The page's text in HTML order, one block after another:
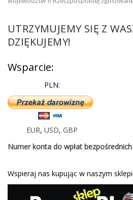
UTRZYMUJEMY SIĘ Z
DZIĘKUJEMY!
Wsparcie:
PLN:
EUR, USD, GBP
Numer konta do wpłat
Wspieraj nas kupując w naszym